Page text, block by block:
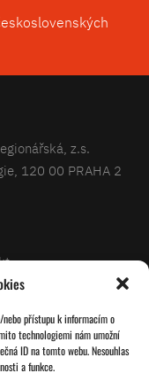
přístupu k informacím o
technologiemi nám umožní
ID na tomto webu. Nesouhlas
a funkce.
z.s.
120 00 PRAHA 2
legionářů
cookies